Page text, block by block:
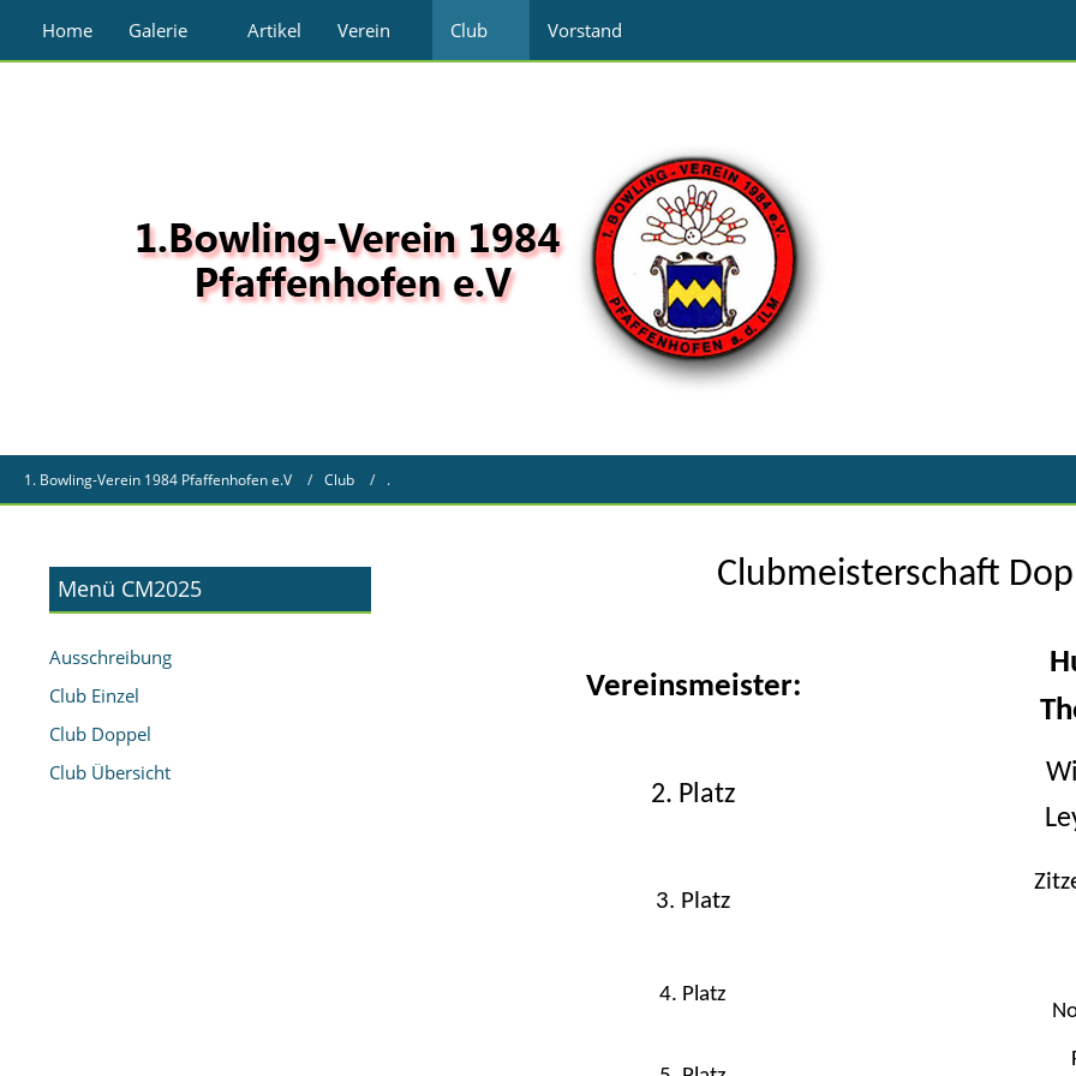
Home Galerie Artikel Verein Club Vorstand
1. Bowling-Verein 1984 Pfaffenhofen e.V Club .
Menü CM2025
Ausschreibung
Club Einzel
Club Doppel
Club Übersicht
Clubmeisterschaft
Vereinsmeister:
2. Platz
3. Platz
4. Platz